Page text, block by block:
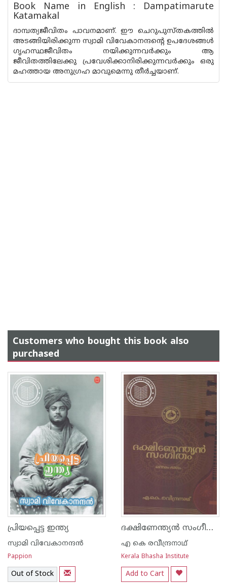
Book Name in English : Dampatimarute
Katamakal
ദാമ്പത്യജീവിതം പാവനമാണ്. ഈ ചെറുപുസ്തകത്തില്‍
അടങ്ങിയിരിക്കുന്ന സ്വാമി വിവേകാനന്ദന്റെ ഉപദേശങ്ങള്‍
ഗൃഹസ്ഥജീവിതം നയിക്കുന്നവര്‍ക്കും ആ
ജീവിതത്തിലേക്കു പ്രവേശിക്കാനിരിക്കുന്നവര്‍ക്കും ഒരു
മഹത്തായ അനുഗ്രഹ മാവുമെന്നു തീര്‍ച്ചയാണ്.
Customers who bought this book also
purchased
പ്രിയപ്പെട്ട ഇന്ത്യ
സ്വാമി വിവേകാനന്ദന്‍‌
Pappion
Out of Stock
ദക്ഷിണേന്ത്യന്‍ സംഗീതം - ഭാഗം - 1
എ കെ രവീന്ദ്രനാഥ്
Kerala Bhasha Institute
Add to Cart